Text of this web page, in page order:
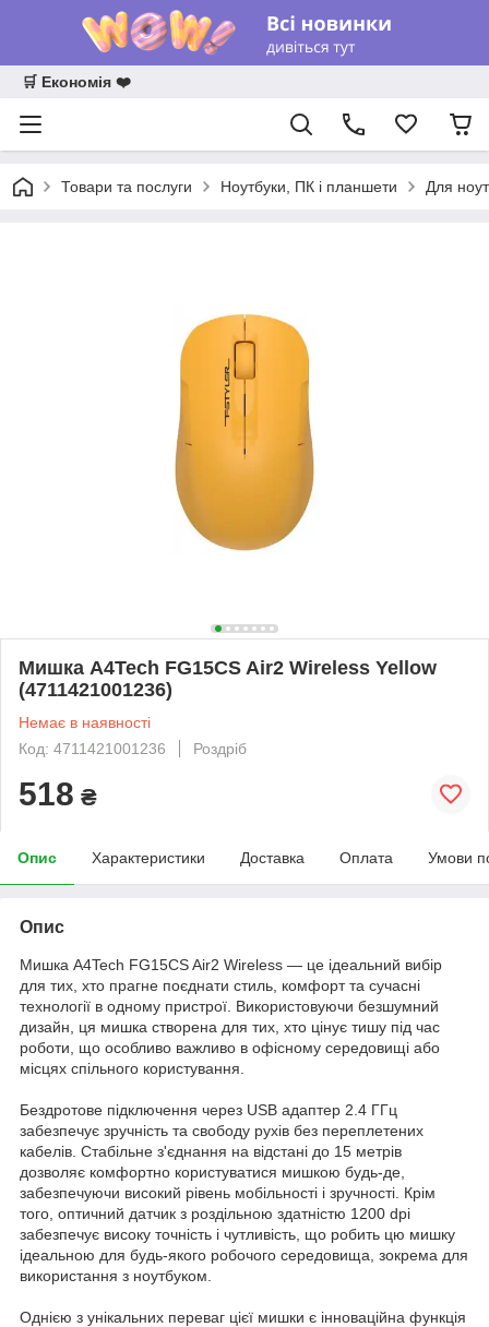
🛒 Економія ❤️
Товари та послуги Ноутбуки, ПК і планшети Для
Мишка A4Tech FG15CS Air2 Wireless Yellow
(4711421001236)
Немає в наявності
Код: 4711421001236
Роздріб
518 ₴
Опис Характеристики Доставка Оплата Умови
Опис
Мишка A4Tech FG15CS Air2 Wireless — це ідеальний вибір
для тих, хто прагне поєднати стиль, комфорт та сучасні
технології в одному пристрої. Використовуючи безшумний
дизайн, ця мишка створена для тих, хто цінує тишу під час
роботи, що особливо важливо в офісному середовищі або
місцях спільного користування.
Бездротове підключення через USB адаптер 2.4 ГГц
забезпечує зручність та свободу рухів без переплетених
кабелів. Стабільне з'єднання на відстані до 15 метрів
дозволяє комфортно користуватися мишкою будь-де,
забезпечуючи високий рівень мобільності і зручності. Крім
того, оптичний датчик з роздільною здатністю 1200 dpi
забезпечує високу точність і чутливість, що робить цю мишку
ідеальною для будь-якого робочого середовища, зокрема для
використання з ноутбуком.
Однією з унікальних переваг цієї мишки є інноваційна функція